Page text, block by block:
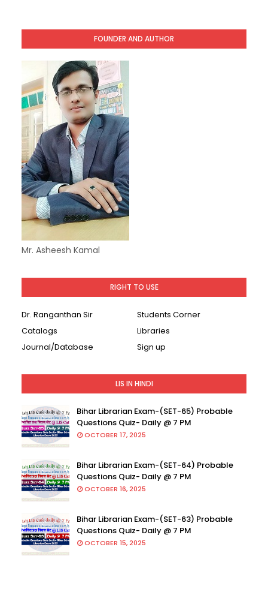
FOUNDER AND AUTHOR
Mr. Asheesh Kamal
RIGHT TO USE
Dr. Ranganthan Sir
Students Corner
Catalogs
Libraries
Journal/Database
Sign up
LIS IN HINDI
Bihar Librarian Exam-(SET-65) Probable
Questions Quiz- Daily @ 7 PM
OCTOBER 17, 2025
Bihar Librarian Exam-(SET-64) Probable
Questions Quiz- Daily @ 7 PM
OCTOBER 16, 2025
Bihar Librarian Exam-(SET-63) Probable
Questions Quiz- Daily @ 7 PM
OCTOBER 15, 2025